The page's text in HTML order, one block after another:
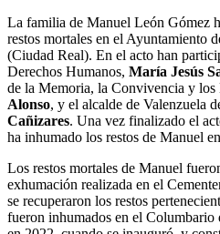
La familia de Manuel León Gómez
restos mortales en el Ayuntamiento
(Ciudad Real). En el acto han
Derechos Humanos, María Jesús
de la Memoria, la Convivencia y los
Alonso, y el alcalde de Valenzuela
Cañizares. Una vez finalizado el
ha inhumado los restos de Manuel
Los restos mortales de Manuel
exhumación realizada en el
se recuperaron los restos
fueron inhumados en el